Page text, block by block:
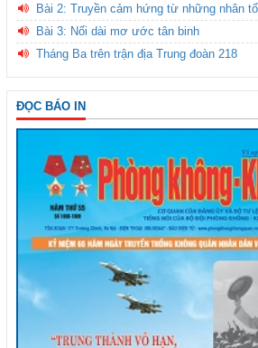
Bài 2: Truyền cảm hứng từ những nhân
Bài 3: Nối dài mơ ước tân binh
Tháng Ba trên trận địa Trung đoàn 218
ĐỌC BÁO IN